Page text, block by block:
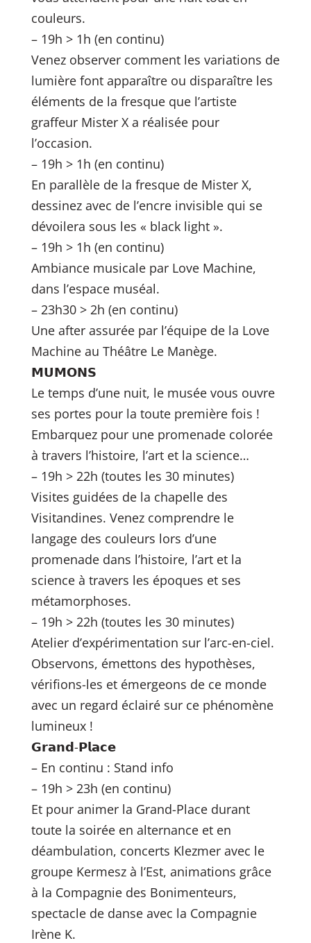
couleurs.
– 19h > 1h (en continu)
Venez observer comment les variations de
lumière font apparaître ou disparaître les
éléments de la fresque que l’artiste
graffeur Mister X a réalisée pour
l’occasion.
– 19h > 1h (en continu)
En parallèle de la fresque de Mister X,
dessinez avec de l’encre invisible qui se
dévoilera sous les « black light ».
– 19h > 1h (en continu)
Ambiance musicale par Love Machine,
dans l’espace muséal.
– 23h30 > 2h (en continu)
Une after assurée par l’équipe de la Love
Machine au Théâtre Le Manège.
𝗠𝗨𝗠𝗢𝗡𝗦
Le temps d’une nuit, le musée vous ouvre
ses portes pour la toute première fois !
Embarquez pour une promenade colorée
à travers l’histoire, l’art et la science…
– 19h > 22h (toutes les 30 minutes)
Visites guidées de la chapelle des
Visitandines. Venez comprendre le
langage des couleurs lors d’une
promenade dans l’histoire, l’art et la
science à travers les époques et ses
métamorphoses.
– 19h > 22h (toutes les 30 minutes)
Atelier d’expérimentation sur l’arc-en-ciel.
Observons, émettons des hypothèses,
vérifions-les et émergeons de ce monde
avec un regard éclairé sur ce phénomène
lumineux !
𝗚𝗿𝗮𝗻𝗱-𝗣𝗹𝗮𝗰𝗲
– En continu : Stand info
– 19h > 23h (en continu)
Et pour animer la Grand-Place durant
toute la soirée en alternance et en
déambulation, concerts Klezmer avec le
groupe Kermesz à l’Est, animations grâce
à la Compagnie des Bonimenteurs,
spectacle de danse avec la Compagnie
Irène K.